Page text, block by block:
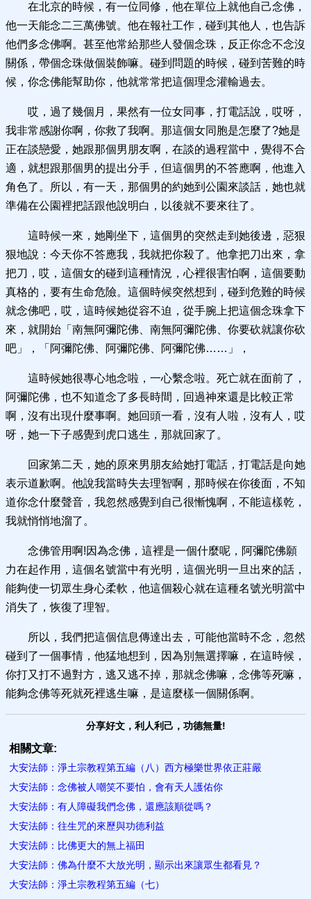
在北京的時候，有一位同修，他在單位上就他自己念佛，
他一天能念二三萬佛號。他在報社工作，碰到其他人，也告訴
他們多念佛啊。甚至他常給那些人發個念珠，反正你念不念沒
關係，帶個念珠做個裝飾嘛。碰到問題的時候，碰到苦難的時
候，你念佛能幫助你，他就常常把這個理念灌輸過去。
哎，過了幾個月，果然有一位女同事，打電話說，哎呀，
我非常感謝你啊，你救了我啊。那這個女同胞是怎麼了?她是
正在談戀愛，她跟那個男朋友啊，在談的過程當中，覺得不合
適，就想跟那個男的提出分手，但這個男的不答應啊，他進入
角色了。所以，有一天，那個男的約她到公園來談話，她也就
準備在公園裡把話跟他說明白，以後就不要來往了。
這時候一來，她剛坐下，這個男的突然走到她後邊，惡狠
狠地說：今天你不答應我，我就把你殺了。他拿把刀出來，拿
把刀，哎，這個女的碰到這種情況，心裡很害怕啊，這個要動
真格的，要有生命危險。這個時候突然想到，碰到危難的時候
就念佛吧，哎，這時候她從容不迫，從手腕上把這個念珠拿下
來，就開始「南無阿彌陀佛、南無阿彌陀佛、你要砍就讓你砍
吧」，「阿彌陀佛、阿彌陀佛、阿彌陀佛……」，
這時候她很專心地念啦，一心繫念啦。死亡就在面前了，
阿彌陀佛，也不知道念了多長時間，回過神來還是比較正常
啊，沒有出現什麼事啊。她回頭一看，沒有人啦，沒有人，哎
呀，她一下子感覺到虎口逃生，那就回家了。
回家第二天，她的原來男朋友給她打電話，打電話是向她
表示道歉啊。他說我當時失去理智啊，那時候在你後面，不知
道你念什麼聲音，我忽然感覺到自己很慚愧啊，不能這樣乾，
我就悄悄地溜了。
念佛管用啊!因為念佛，這裡是一個什麼呢，阿彌陀佛願
力在起作用，這個名號當中有光明，這個光明一旦出來的話，
能夠使一切眾生身心柔軟，他這個殺心就在這種名號光明當中
消失了，恢復了理智。
所以，我們把這個信息傳達出去，可能他當時不念，忽然
碰到了一個事情，他猛地想到，因為別無選擇嘛，在這時候，
你打又打不過對方，逃又逃不掉，那就念佛嘛，念佛等死嘛，
能夠念佛等死就死裡逃生嘛，是這麼樣一個關係啊。
分享好文，利人利己，功德無量!
相關文章:
大安法師：淨土宗教程第五編（八）西方極樂世界依正莊嚴
大安法師：念佛被人嘲笑不要怕，會有天人護佑你
大安法師：有人障礙我們念佛，還應該順從嗎？
大安法師：往生咒的來歷與功德利益
大安法師：比佛更大的無上福田
大安法師：佛為什麼不大放光明，顯示出來讓眾生都看見？
大安法師：淨土宗教程第五編（七）